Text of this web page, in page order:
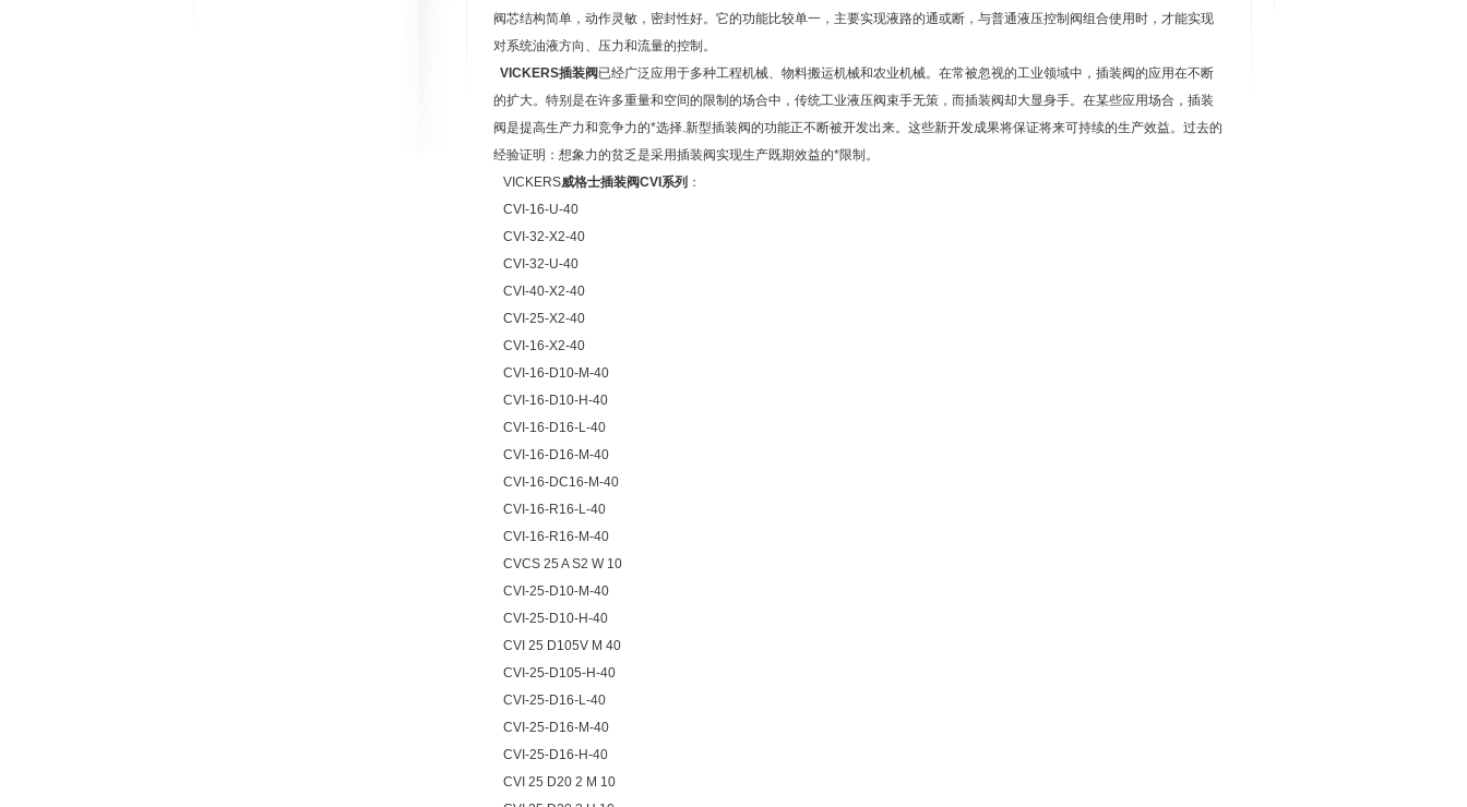
阀芯结构简单，动作灵敏，密封性好。它的功能比较单一，主要实现液路的通或断，与普通液压控制阀组合使用时，才能实现
对系统油液方向、压力和流量的控制。
VICKERS插装阀 已经广泛应用于多种工程机械、物料搬运机械和农业机械。在常被忽视的工业领域中，插装阀的应用在不断
的扩大。特别是在许多重量和空间的限制的场合中，传统工业液压阀束手无策，而插装阀却大显身手。在某些应用场合，插装
阀是提高生产力和竞争力的*选择.新型插装阀的功能正不断被开发出来。这些新开发成果将保证将来可持续的生产效益。过去的
经验证明：想象力的贫乏是采用插装阀实现生产既期效益的*限制。
VICKERS威格士插装阀CVI系列 ：
CVI-16-U-40
CVI-32-X2-40
CVI-32-U-40
CVI-40-X2-40
CVI-25-X2-40
CVI-16-X2-40
CVI-16-D10-M-40
CVI-16-D10-H-40
CVI-16-D16-L-40
CVI-16-D16-M-40
CVI-16-DC16-M-40
CVI-16-R16-L-40
CVI-16-R16-M-40
CVCS 25 A S2 W 10
CVI-25-D10-M-40
CVI-25-D10-H-40
CVI 25 D105V M 40
CVI-25-D105-H-40
CVI-25-D16-L-40
CVI-25-D16-M-40
CVI-25-D16-H-40
CVI 25 D20 2 M 10